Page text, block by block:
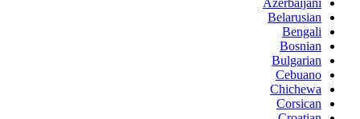
Azerbaijani
Belarusian
Bengali
Bosnian
Bulgarian
Cebuano
Chichewa
Corsican